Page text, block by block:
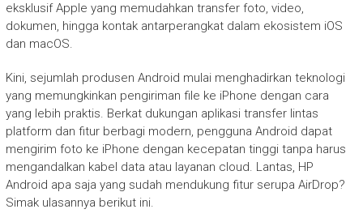
eksklusif Apple yang memudahkan transfer foto, video,
dokumen, hingga kontak antarperangkat dalam ekosistem iOS
dan macOS.
Kini, sejumlah produsen Android mulai menghadirkan teknologi
yang memungkinkan pengiriman file ke iPhone dengan cara
yang lebih praktis. Berkat dukungan aplikasi transfer lintas
platform dan fitur berbagi modern, pengguna Android dapat
mengirim foto ke iPhone dengan kecepatan tinggi tanpa harus
mengandalkan kabel data atau layanan cloud. Lantas, HP
Android apa saja yang sudah mendukung fitur serupa AirDrop?
Simak ulasannya berikut ini.